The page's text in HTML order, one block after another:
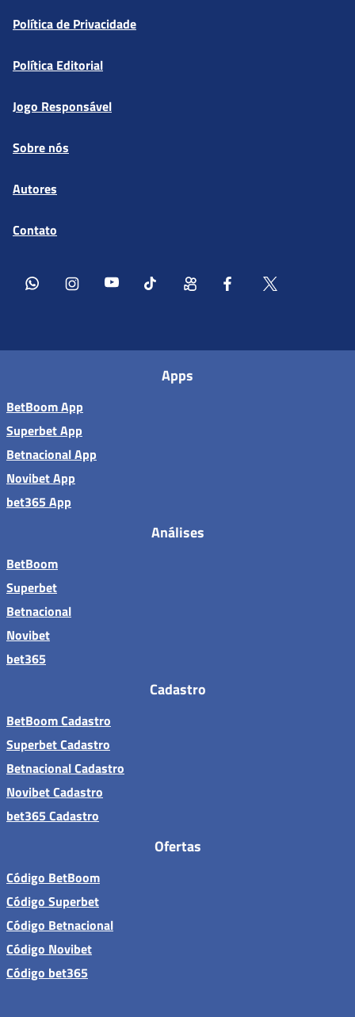
Política de Privacidade
Política Editorial
Jogo Responsável
Sobre nós
Autores
Contato
Apps
BetBoom App
Superbet App
Betnacional App
Novibet App
bet365 App
Análises
BetBoom
Superbet
Betnacional
Novibet
bet365
Cadastro
BetBoom Cadastro
Superbet Cadastro
Betnacional Cadastro
Novibet Cadastro
bet365 Cadastro
Ofertas
Código BetBoom
Código Superbet
Código Betnacional
Código Novibet
Código bet365